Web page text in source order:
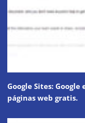
Google Sites:
páginas web gratis.